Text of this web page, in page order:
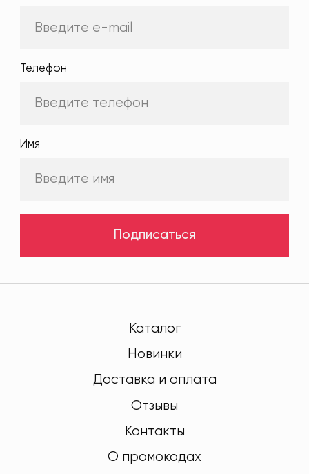
Телефон
Имя
Подписаться
Каталог
Новинки
Доставка и оплата
Отзывы
Контакты
О промокодах